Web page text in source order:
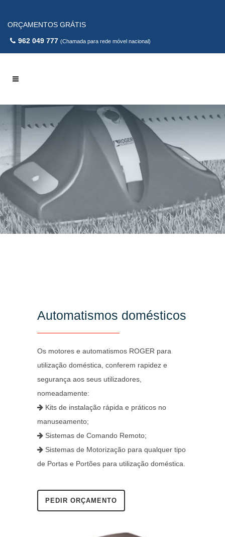
ORÇAMENTOS GRÁTIS
962 049 777 (Chamada para rede móvel nacional)
Automatismos domésticos
Os motores e automatismos ROGER para
utilização doméstica, conferem rapidez e
segurança aos seus utilizadores,
nomeadamente:
Kits de instalação rápida e práticos no
manuseamento;
Sistemas de Comando Remoto;
Sistemas de Motorização para qualquer tipo
de Portas e Portões para utilização doméstica.
PEDIR ORÇAMENTO